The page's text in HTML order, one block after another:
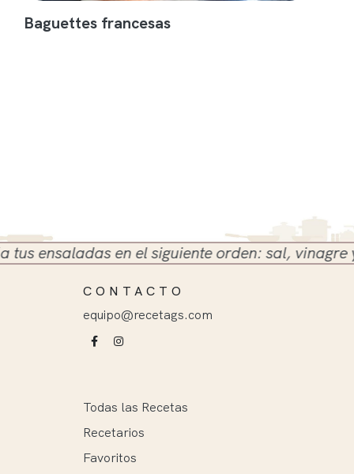
Baguettes francesas
en el siguiente orden: sal, vinagre y
CONTACTO
equipo@recetags.com
Todas las Recetas
Recetarios
Favoritos